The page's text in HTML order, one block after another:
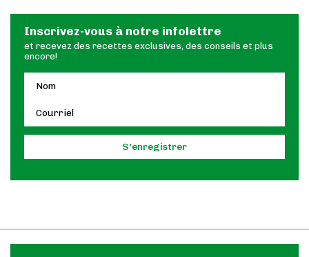
Inscrivez-vous à notre infolettre
et recevez des recettes exclusives, des conseils et plus
encore!